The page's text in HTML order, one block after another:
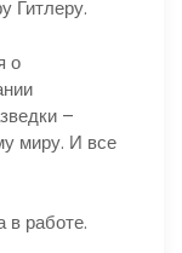
Гитлеру.
о
–
миру. И все
в работе.